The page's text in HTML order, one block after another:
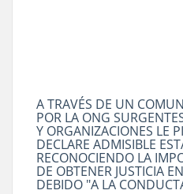
A TRAVÉS DE UN
POR LA ONG
Y ORGANIZACIONES LE
DECLARE ADMISIBLE
RECONOCIENDO LA
DE OBTENER JUSTICIA
DEBIDO "A LA